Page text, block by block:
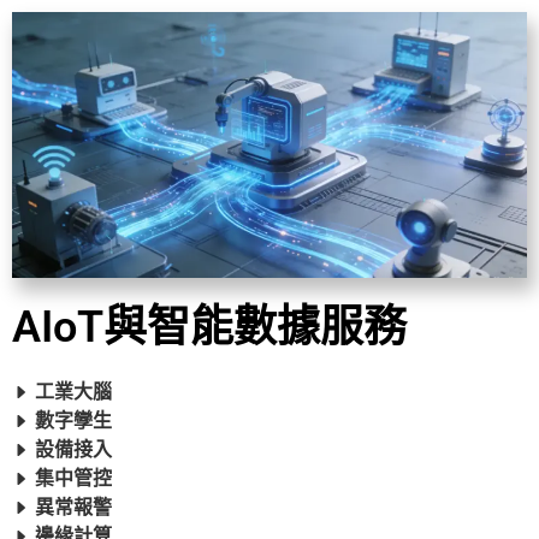
AIoT與智能數據服務
工業大腦
數字孿生
設備接入
集中管控
異常報警